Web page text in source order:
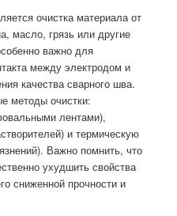
очистка материала от
масло, грязь или другие
важно для
между электродом и
качества сварного шва.
методы очистки:
лентами),
и термическую
Важно помнить, что
ухудшить свойства
сниженной прочности и